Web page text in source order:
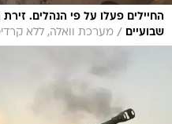
החיילים פעלו על פי הנהלים.
שבועיים
/ מערכת וואלה, ללא